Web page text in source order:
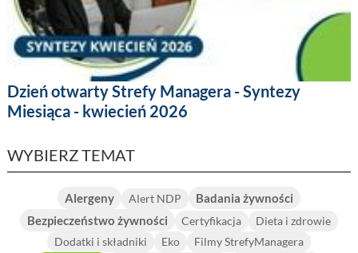
Dzień otwarty Strefy Managera - Syntezy
Miesiąca - kwiecień 2026
WYBIERZ TEMAT
Alergeny Alert NDP
Badania żywności
Bezpieczeństwo żywności
Certyfikacja
Dieta i zdrowie
Dodatki i składniki
Eko
Filmy StrefyManagera